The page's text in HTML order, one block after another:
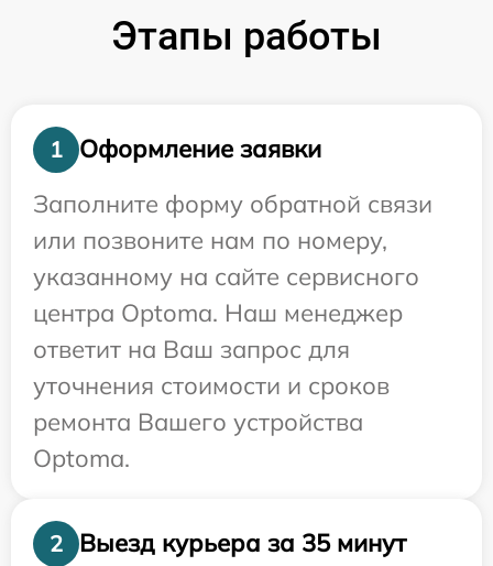
Этапы работы
1
Оформление заявки
Заполните форму обратной связи
или позвоните нам по номеру,
указанному на сайте сервисного
центра Optoma. Наш менеджер
ответит на Ваш запрос для
уточнения стоимости и сроков
ремонта Вашего устройства
Optoma.
2 Выезд курьера за 35 минут